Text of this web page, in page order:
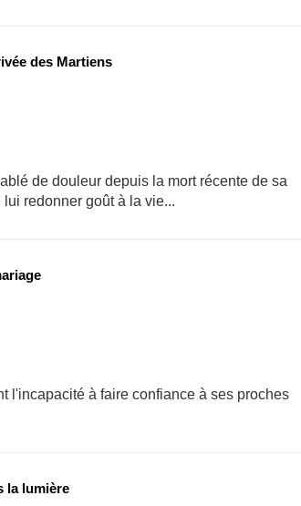
des Martiens
de douleur depuis la mort récente de sa
redonner goût à la vie...
l'incapacité à faire confiance à ses proches
la lumière